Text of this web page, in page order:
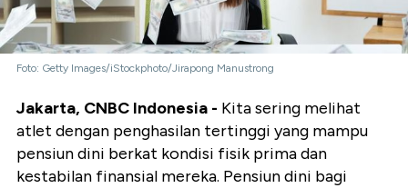
Foto: Getty Images/iStockphoto/Jirapong Manustrong
Jakarta, CNBC Indonesia - Kita sering melihat
atlet dengan penghasilan tertinggi yang mampu
pensiun dini berkat kondisi fisik prima dan
kestabilan finansial mereka. Pensiun dini bagi